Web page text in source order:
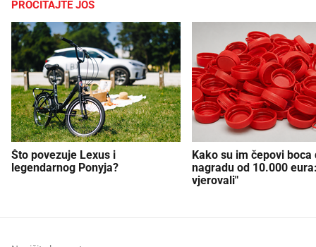
PROČITAJTE JOŠ
Što povezuje Lexus i
legendarnog Ponyja?
Kako su im čepovi boca
nagradu od 10.000
vjerovali"